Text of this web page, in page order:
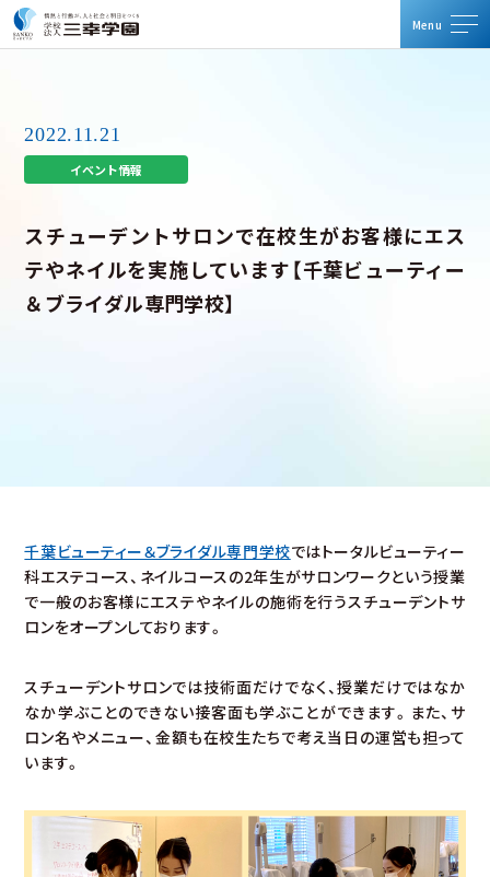
メ
メ
対象者別メニュー
三幸グループリンク集
採用情報
お問い合わせ
2022.11.21
イベント情報
スチューデントサロンで在校生がお客様にエス
テやネイルを実施しています【千葉ビューティー
＆ブライダル専門学校】
千葉ビューティー＆ブライダル専門学校ではトータルビューティー
科エステコース、ネイルコースの2年生がサロンワークという授業
で一般のお客様にエステやネイルの施術を行うスチューデントサ
ロンをオープンしております。
スチューデントサロンでは技術面だけでなく、授業だけではなか
なか学ぶことのできない接客面も学ぶことができます。また、サ
ロン名やメニュー、金額も在校生たちで考え当日の運営も担って
います。